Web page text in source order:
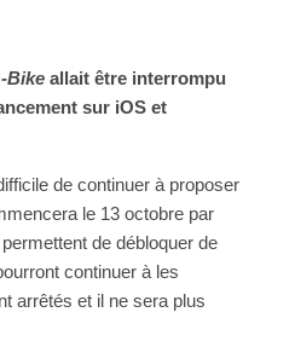
Bikeallait être interrompu
sur iOS et
de continuer à proposer
le 13 octobre par
de débloquer de
continuer à les
arrêtés et il ne sera plus